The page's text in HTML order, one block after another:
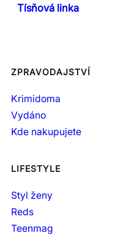
Tísňová linka
ZPRAVODAJSTVÍ
Krimidoma
Vydáno
Kde nakupujete
LIFESTYLE
Styl ženy
Reds
Teenmag